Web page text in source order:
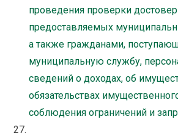
проведения проверки
предоставляемых
а также гражданами,
муниципальную службу,
сведений о доходах, об
обязательствах
соблюдения ограничений и